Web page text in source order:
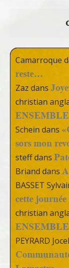
Camarroque
reste…
Zaz dans
christian
Schein dans
sors mon
steffdans
Briand dans
BASSET
cette
christian
PEYRARD